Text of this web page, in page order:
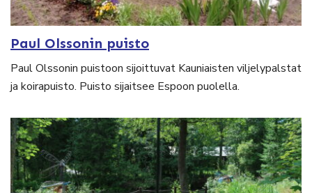
Paul Olssonin puisto
Paul Olssonin puistoon sijoittuvat Kauniaisten viljelypalstat
ja koirapuisto. Puisto sijaitsee Espoon puolella.